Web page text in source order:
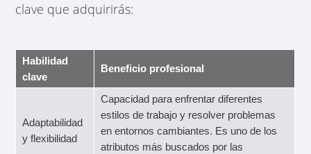
clave que adquirirás:
Habilidad
clave
Beneficio profesional
Adaptabilidad
y flexibilidad
Capacidad para enfrentar diferentes
estilos de trabajo y resolver problemas
en entornos cambiantes. Es uno de los
atributos más buscados por las